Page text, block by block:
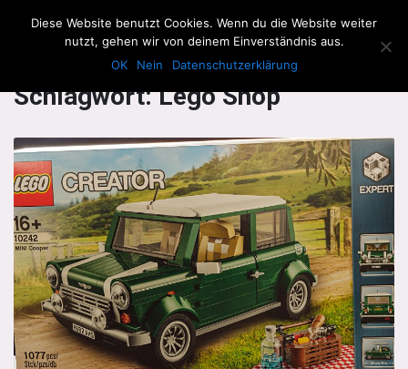
The Howling Men
Schlagwort:Lego Shop
Diese Website benutzt Cookies. Wenn du die Website weiter
nutzt, gehen wir von deinem Einverständnis aus.
OK
Nein Datenschutzerklärung